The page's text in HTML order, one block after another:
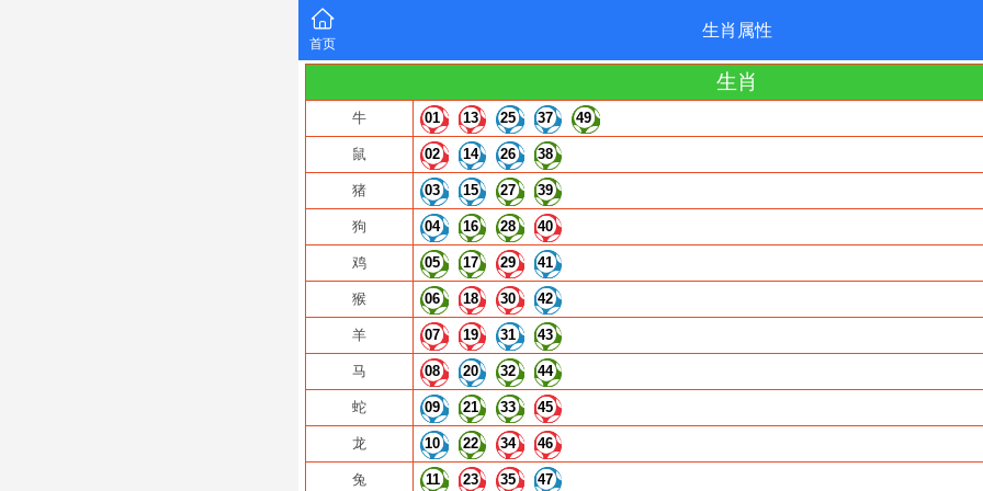
首页
生肖属性
生肖
牛 01 13 25 37 49
鼠 02 14 26 38
猪 03 15 27 39
狗 04 16 28 40
鸡 05 17 29 41
猴 06 18 30 42
羊 07 19 31 43
马 08 20 32 44
蛇 09 21 33 45
龙 10 22 34 46
兔 11 23 35 47